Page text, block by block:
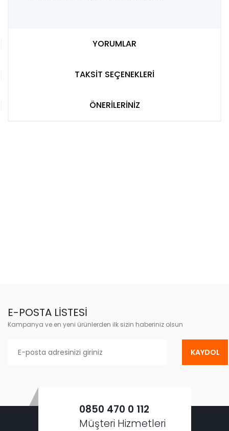
YORUMLAR
TAKSİT SEÇENEKLERİ
ÖNERİLERİNİZ
E-POSTA LİSTESİ
Kampanya ve en yeni ürünlerden ilk sizin haberiniz olsun
KAYDOL
0850 470 0 112
Müşteri Hizmetleri